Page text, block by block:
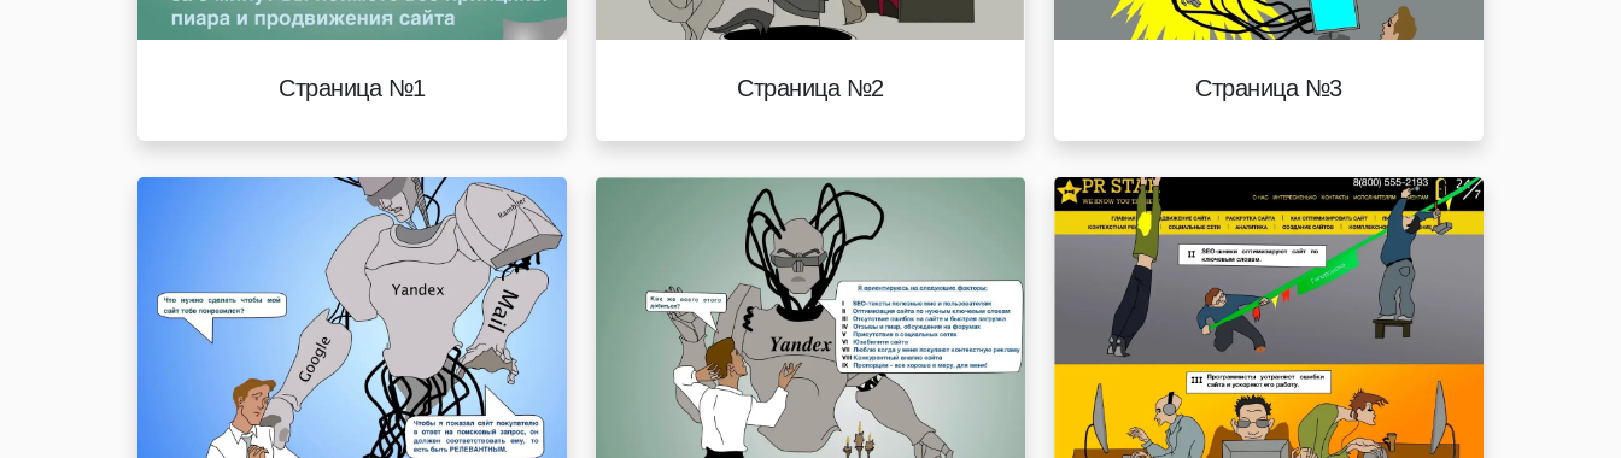
Страница №1 Страница №2 Страница №3